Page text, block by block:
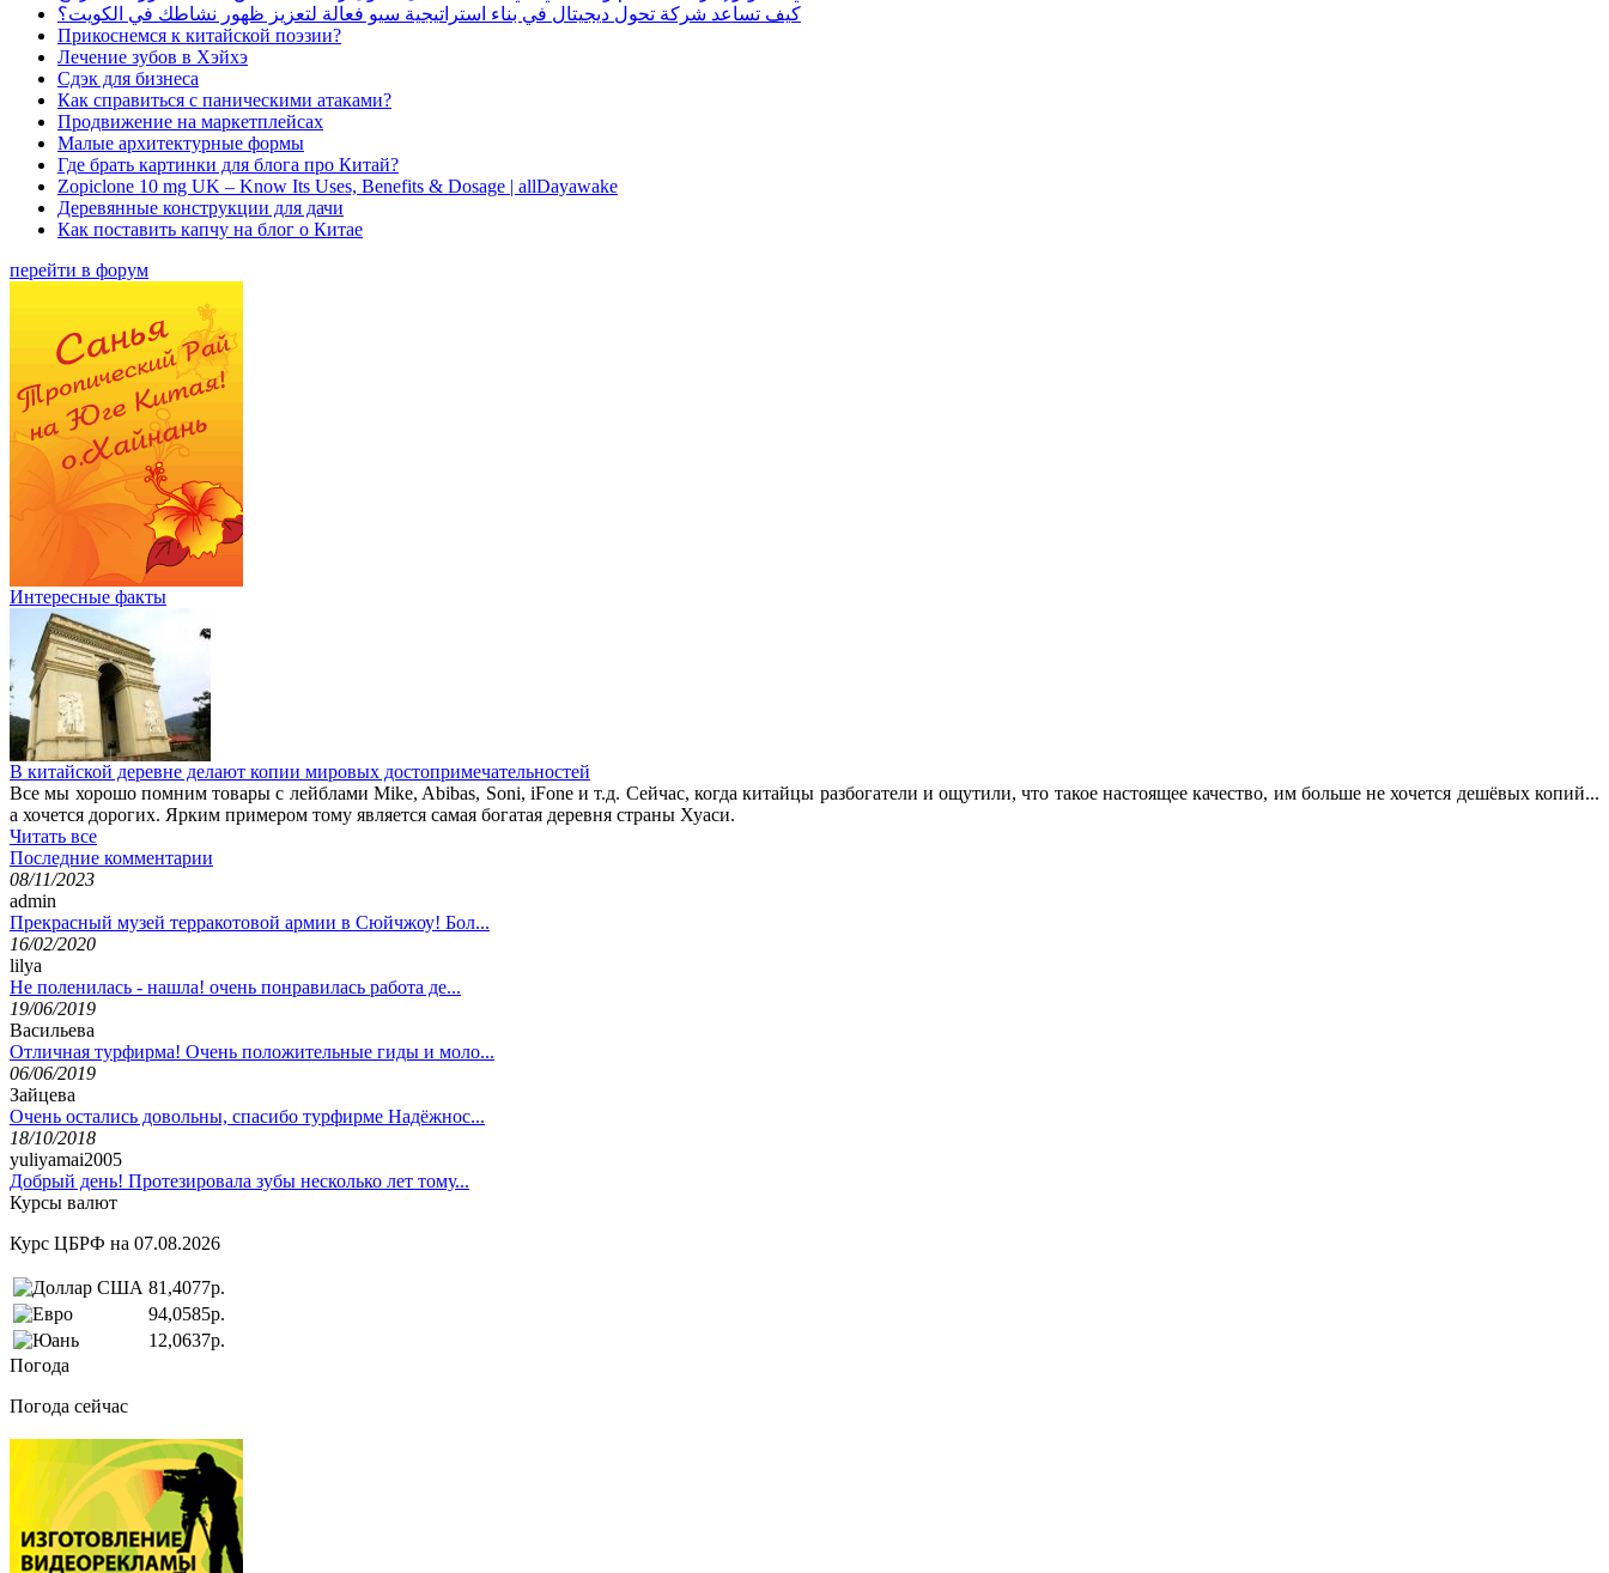
كيف تساعد شركة تحول ديجيتال في بناء استراتيجية سيو فعالة لتعزيز ظهور نشاطك في الكويت؟
Прикоснемся к китайской поэзии?
Лечение зубов в Хэйхэ
Сдэк для бизнеса
Как справиться с паническими атаками?
Продвижение на маркетплейсах
Малые архитектурные формы
Где брать картинки для блога про Китай?
Zopiclone 10 mg UK – Know Its Uses, Benefits & Dosage | allDayawake
Деревянные конструкции для дачи
Как поставить капчу на блог о Китае
перейти в форум
Интересные факты
В китайской деревне делают копии мировых достопримечательностей
Все мы хорошо помним товары с лейблами Mike, Abibas, Soni, iFone и т.д. Сейчас, когда китайцы разбогатели и ощутили, что такое настоящее качество, им больше не хочется дешёвых копий...
а хочется дорогих. Ярким примером тому является самая богатая деревня страны Хуаси.
Читать все
Последние комментарии
08/11/2023
admin
Прекрасный музей терракотовой армии в Сюйчжоу! Бол...
16/02/2020
lilya
Не поленилась - нашла! очень понравилась работа де...
19/06/2019
Васильева
Отличная турфирма! Очень положительные гиды и моло...
06/06/2019
Зайцева
Очень остались довольны, спасибо турфирме Надёжнос...
18/10/2018
yuliyamai2005
Добрый день! Протезировала зубы несколько лет тому...
Курсы валют
Курс ЦБРФ на 07.08.2026
81,4077р.
94,0585р.
12,0637р.
Погода
Погода сейчас